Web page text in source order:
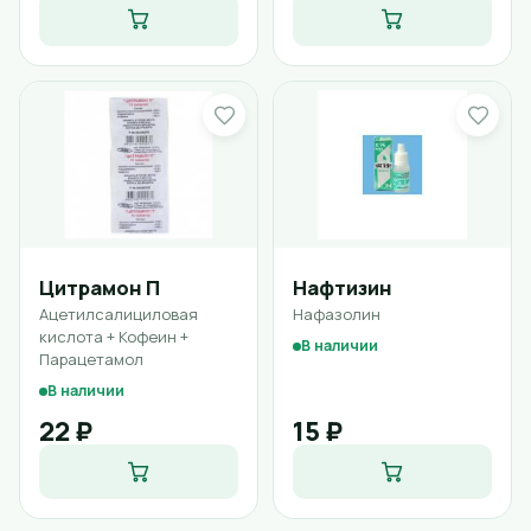
Цитрамон П
Ацетилсалициловая
кислота + Кофеин +
Парацетамол
В наличии
22 ₽
Нафтизин
Нафазолин
В наличии
15 ₽